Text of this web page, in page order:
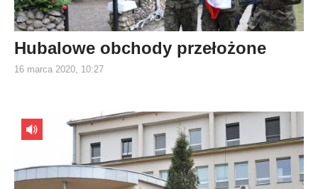
Hubalowe obchody przełożone
16 marca 2020, 10:27